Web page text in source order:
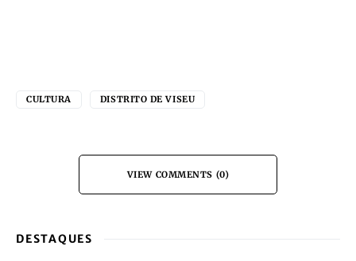
CULTURA DISTRITO DE VISEU
VIEW COMMENTS (0)
DESTAQUES